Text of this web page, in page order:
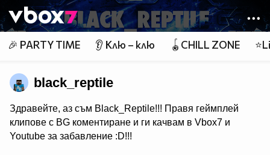
👾
🎉 PARTY TIME 👂 Клю – клю 🪀CHILL ZONE
black_reptile
Здравейте, аз съм Black_Reptile!!! Правя геймплей
клипове с BG коментиране и ги качвам в Vbox7 и
Youtube за забавление :D!!!